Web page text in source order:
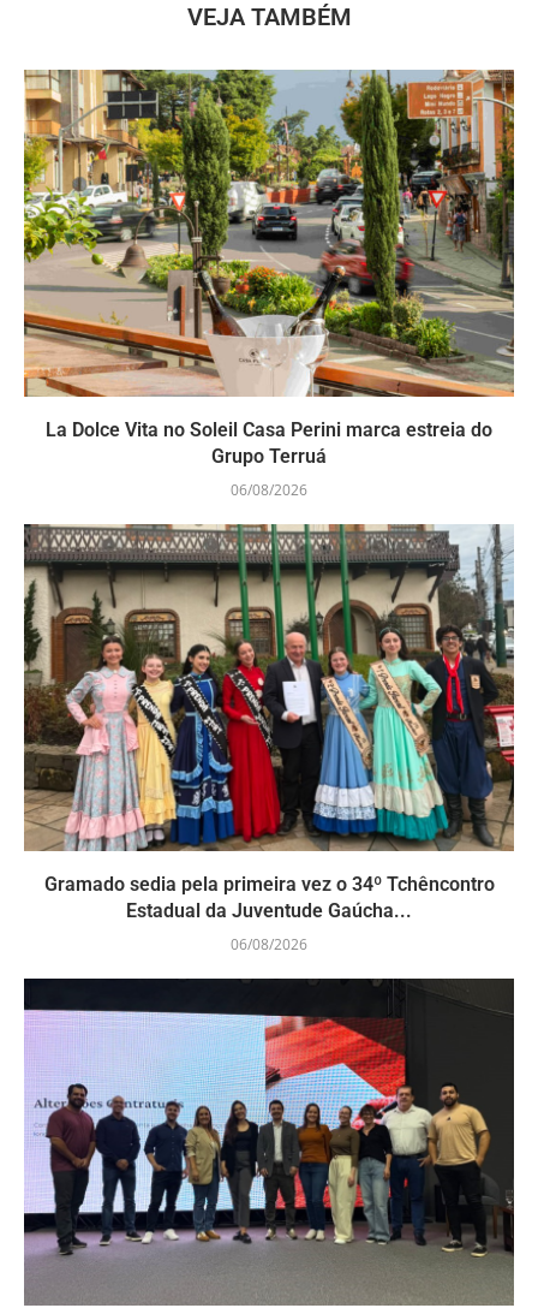
VEJA TAMBÉM
La Dolce Vita no Soleil Casa Perini marca estreia do
Grupo Terruá
06/08/2026
Gramado sedia pela primeira vez o 34º Tchêncontro
Estadual da Juventude Gaúcha...
06/08/2026